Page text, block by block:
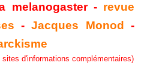
melanogaster - revue
-Jacques Monod
-
d'informations complémentaires)